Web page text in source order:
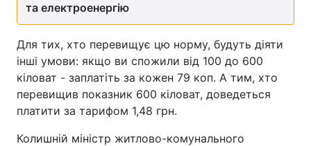
та електроенергію
Для тих, хто перевищує цю норму, будуть діяти
інші умови: якщо ви спожили від 100 до 600
кіловат - заплатіть за кожен 79 коп. А тим, хто
перевищив показник 600 кіловат, доведеться
платити за тарифом 1,48 грн.
Колишній міністр житлово-комунального